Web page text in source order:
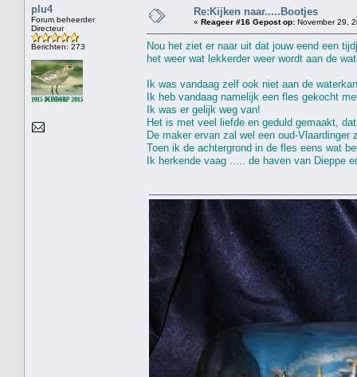
plu4
Forum beheerder
Directeur
Berichten: 273
Re:Kijken naar.....Bootjes
« Reageer #16 Gepost op: November 29,
Nou het ziet er naar uit dat jouw eend een
het weer wat lekkerder weer wordt aan de
Ik was vandaag zelf ook niet aan de
Ik heb vandaag namelijk een fles gekocht
Ik was er gelijk weg van!
Het is met veel liefde en geduld gemaakt,
De maker ervan zal wel een oud-
Toen ik de achtergrond in de fles eens wat
Ik herkende vaag ..... de haven van Dieppe